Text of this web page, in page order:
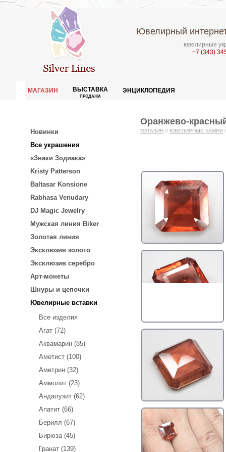
Ювелирный
ювелирные
+7 (343)
МАГАЗИН ВЫСТАВКА
ПРОДАЖА
ЭНЦИКЛОПЕДИЯ
Новинки
Все украшения
«Знаки Зодиака»
Kristy Patterson
Baltasar Konsione
Rabhasa Venudary
DJ Magic Jewelry
Мужская линия Biker
Золотая линия
Эксклюзив золото
Эксклюзив серебро
Арт-монеты
Шнуры и цепочки
Ювелирные вставки
Все изделия
Агат (72)
Аквамарин (85)
Аметист (100)
Аметрин (32)
Аммолит (23)
Андалузит (62)
Апатит (66)
Берилл (67)
Бирюза (45)
Гранат (139)
Оранжево-
МАГАЗИН // ЮВЕЛИРНЫЕ КАМНИ